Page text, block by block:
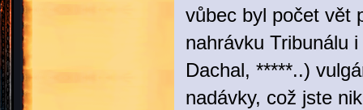
vůbec byl počet vět
nahrávku Tribunálu
Dachal, *****..)
nadávky, což jste